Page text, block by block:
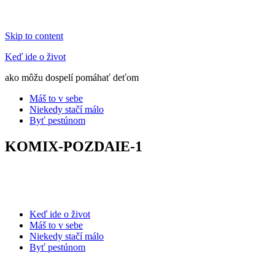
Skip to content
Keď ide o život
ako môžu dospelí pomáhať deťom
Máš to v sebe
Niekedy stačí málo
Byť pestúnom
KOMIX-POZDAIE-1
Keď ide o život
Máš to v sebe
Niekedy stačí málo
Byť pestúnom